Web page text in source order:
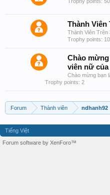
Thành Viên
Thành Viên Trên
Trophy points: 10
Chào
viên nữ của
Chào mừng bạn
Trophy points: 2
Forum Thành viên ndhanh92
Tiếng Việt
Forum software by XenForo™